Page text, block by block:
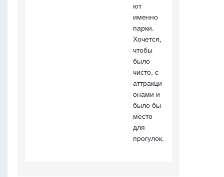
ют
именно
парки.
Хочется,
чтобы
было
чисто, с
аттракци
онами и
было бы
место
для
прогулок.